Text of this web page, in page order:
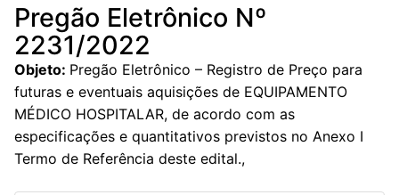
Pregão Eletrônico Nº
2231/2022
Objeto: Pregão Eletrônico – Registro de Preço para
futuras e eventuais aquisições de EQUIPAMENTO
MÉDICO HOSPITALAR, de acordo com as
especificações e quantitativos previstos no Anexo I
Termo de Referência deste edital.,